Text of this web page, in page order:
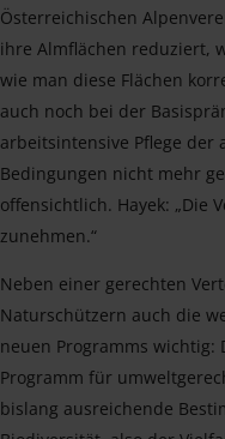
Österreichischen
ihre Almflächen reduziert,
wie man diese Flächen
auch noch bei der
arbeitsintensive Pflege
Bedingungen nicht mehr
offensichtlich. Hayek: „Die
zunehmen.“
Neben einer gerechten
Naturschützern auch die
neuen Programms wichtig:
Programm für
bislang ausreichende